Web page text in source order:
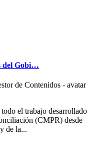
del Gobi…
el trabajo desarrollado
(CMPR) desde
de la...